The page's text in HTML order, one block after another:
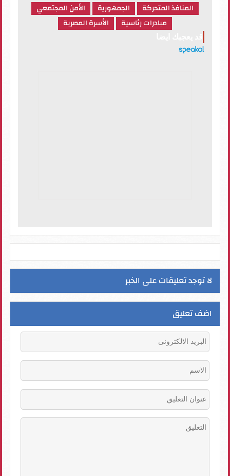
المنافذ المتحركة الجمهورية
الأمن المجتمعي
مبادرات رئاسية
الأسرة المصرية
لا توجد تعليقات على الخبر
اضف تعليق